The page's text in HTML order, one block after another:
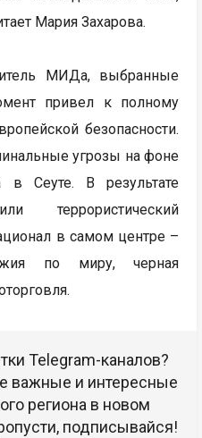
Мария Захарова.
МИДа, выбранные
привел к полному
безопасности.
угрозы на фоне
в Сеуте. В результате
террористический
в самом центре –
по миру, черная
Telegram-каналов?
важные и интересные
региона в новом
подписывайся!